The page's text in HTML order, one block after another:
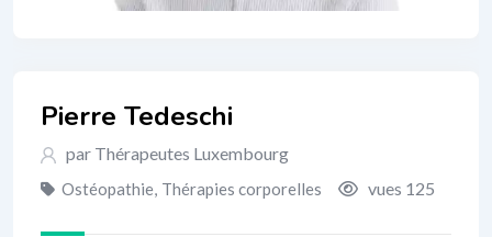
Pierre Tedeschi
par Thérapeutes Luxembourg
Ostéopathie Thérapies corporelles vues 125